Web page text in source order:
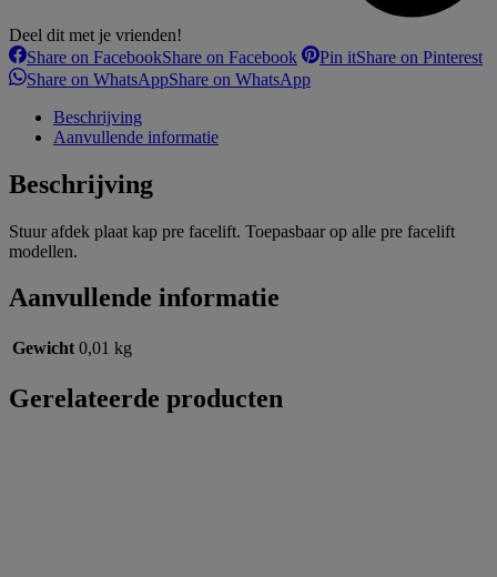
Deel dit met je vrienden!
Share on FacebookShare on Facebook Pin itShare on Pinterest
Share on WhatsAppShare on WhatsApp
Beschrijving
Aanvullende informatie
Beschrijving
Stuur afdek plaat kap pre facelift. Toepasbaar op alle pre facelift
modellen.
Aanvullende informatie
Gewicht 0,01 kg
Gerelateerde producten